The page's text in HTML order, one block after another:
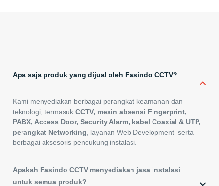
Apa saja produk yang dijual oleh Fasindo CCTV?
Kami menyediakan berbagai perangkat keamanan dan
teknologi, termasuk CCTV, mesin absensi Fingerprint,
PABX, Access Door, Security Alarm, kabel Coaxial & UTP,
perangkat Networking , layanan Web Development, serta
berbagai aksesoris pendukung instalasi.
Apakah Fasindo CCTV menyediakan jasa instalasi
untuk semua produk?